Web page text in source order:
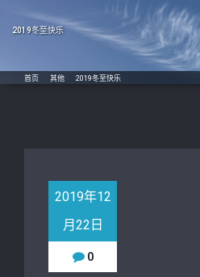
2019冬至快乐
首页 其他 2019冬至快乐
2019年12
月22日
0